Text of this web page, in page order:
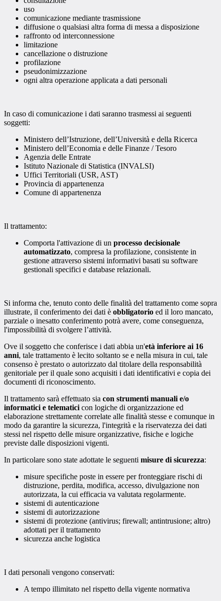
uso
comunicazione mediante trasmissione
diffusione o qualsiasi altra forma di messa a disposizione
raffronto od interconnessione
limitazione
cancellazione o distruzione
profilazione
pseudonimizzazione
ogni altra operazione applicata a dati personali
In caso di comunicazione i dati saranno trasmessi ai seguenti
soggetti:
Ministero dell’Istruzione, dell’Università e della Ricerca
Ministero dell’Economia e delle Finanze / Tesoro
Agenzia delle Entrate
Istituto Nazionale di Statistica (INVALSI)
Uffici Territoriali (USR, AST)
Provincia di appartenenza
Comune di appartenenza
Il trattamento:
Comporta l'attivazione di un processo decisionale
automatizzato, compresa la profilazione, consistente in
gestione attraverso sistemi informativi basati su software
gestionali specifici e database relazionali.
Si informa che, tenuto conto delle finalità del trattamento come sopra
illustrate, il conferimento dei dati è obbligatorio ed il loro mancato,
parziale o inesatto conferimento potrà avere, come conseguenza,
l'impossibilità di svolgere l’attività.
Ove il soggetto che conferisce i dati abbia un'età inferiore ai 16
anni, tale trattamento è lecito soltanto se e nella misura in cui, tale
consenso è prestato o autorizzato dal titolare della responsabilità
genitoriale per il quale sono acquisiti i dati identificativi e copia dei
documenti di riconoscimento.
Il trattamento sarà effettuato sia con strumenti manuali e/o
informatici e telematici con logiche di organizzazione ed
elaborazione strettamente correlate alle finalità stesse e comunque in
modo da garantire la sicurezza, l'integrità e la riservatezza dei dati
stessi nel rispetto delle misure organizzative, fisiche e logiche
previste dalle disposizioni vigenti.
In particolare sono state adottate le seguenti misure di sicurezza:
misure specifiche poste in essere per fronteggiare rischi di
distruzione, perdita, modifica, accesso, divulgazione non
autorizzata, la cui efficacia va valutata regolarmente.
sistemi di autenticazione
sistemi di autorizzazione
sistemi di protezione (antivirus; firewall; antintrusione; altro)
adottati per il trattamento
sicurezza anche logistica
I dati personali vengono conservati:
A tempo illimitato nel rispetto della vigente normativa